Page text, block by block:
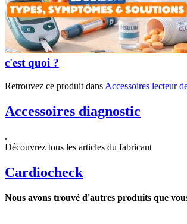
c'est quoi ?
Retrouvez ce produit dans Accessoires lecteur
Accessoires diagnostic
.
Découvrez tous les articles du fabricant
Cardiocheck
Nous avons trouvé d'autres produits que